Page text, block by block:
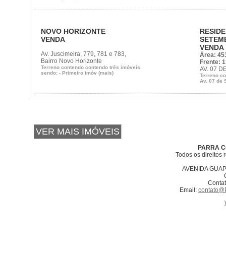
NOVO HORIZONTE
VENDA
Av. Juscimeira, 779, 781 e 783,
Bairro Novo Horizonte
Terreno contendo contendo três imóveis,
sendo: - Primeiro imóv (mais)
VENDA
Área:
Frente:
AV. 07
Terreno
Av. 07 de
PARRA
Todos os direitos
AVENIDA
Email: